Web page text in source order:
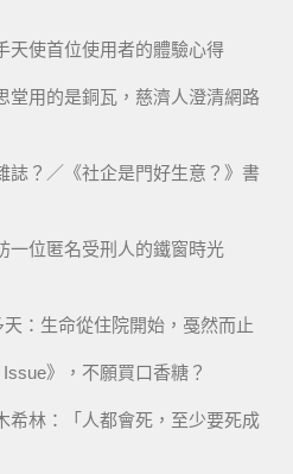
天使首位使用者的體驗心得
堂用的是銅瓦，慈濟人澄清網路
誌？／《社企是門好生意？》書
一位匿名受刑人的鐵窗時光
：生命從住院開始，戞然而止
》，不願買口香糖？
希林：「人都會死，至少要死成